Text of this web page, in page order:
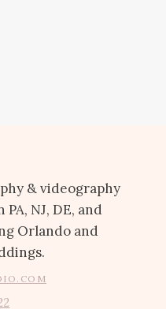
& videography
NJ, DE, and
Orlando and